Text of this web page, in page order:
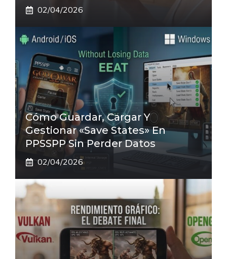
02/04/2026
Cómo Guardar, Cargar Y
Gestionar «Save States» En
PPSSPP Sin Perder Datos
02/04/2026